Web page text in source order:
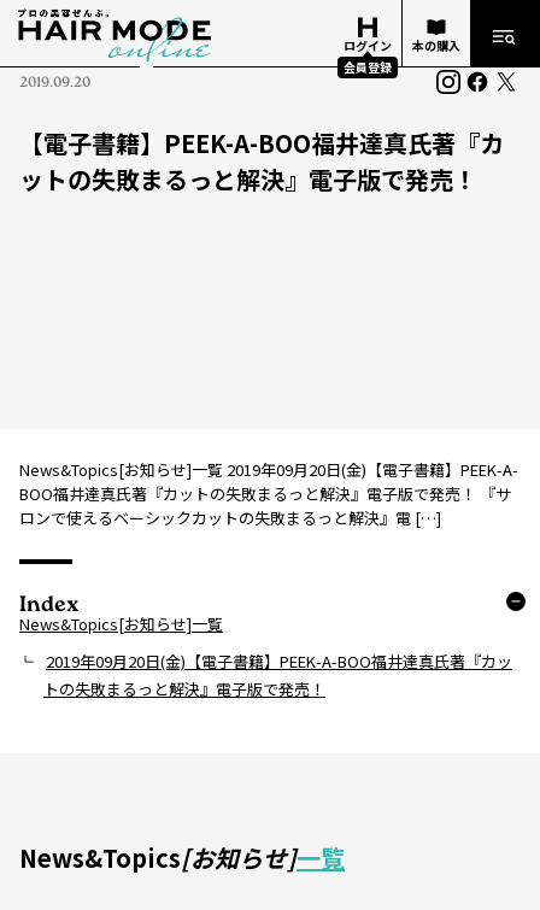
ログイン
会員登録
本の購入
2019.09.20
【電子書籍】PEEK-A-BOO福井達真氏著『カ
ットの失敗まるっと解決』電子版で発売！
News&Topics[お知らせ]一覧 2019年09月20日(金)【電子書籍】PEEK-A-
BOO福井達真氏著『カットの失敗まるっと解決』電子版で発売！ 『サ
ロンで使えるベーシックカットの失敗まるっと解決』電 […]
Index
News&Topics[お知らせ]一覧
2019年09月20日(金)【電子書籍】PEEK-A-BOO福井達真氏著『カッ
トの失敗まるっと解決』電子版で発売！
News&Topics[お知らせ]一覧